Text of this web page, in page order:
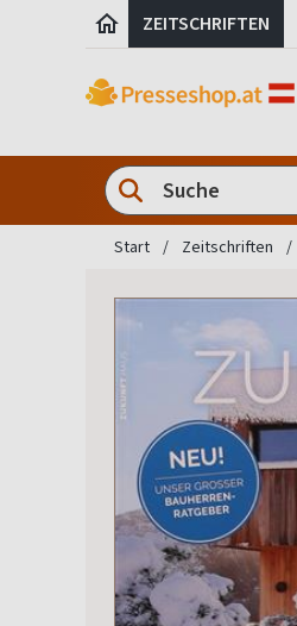
ZEITSCHRIFTEN
Start Zeitschriften